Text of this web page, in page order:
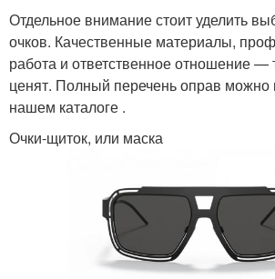
Отдельное внимание стоит уделить
очков. Качественные материалы,
работа и ответственное отношение —
ценят. Полный перечень оправ можно
нашем каталоге .
Очки-щиток, или маска